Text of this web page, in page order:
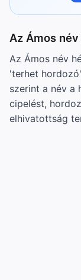
Az Ámos
Az Ámos név
'terhet
szerint a név a
cipelést,
elhivatottság